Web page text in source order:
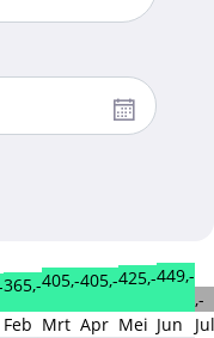
365,-
Feb
405,-
Mrt
405,-
Apr
425,-
Mei
449,-
Jun
,-
Jul